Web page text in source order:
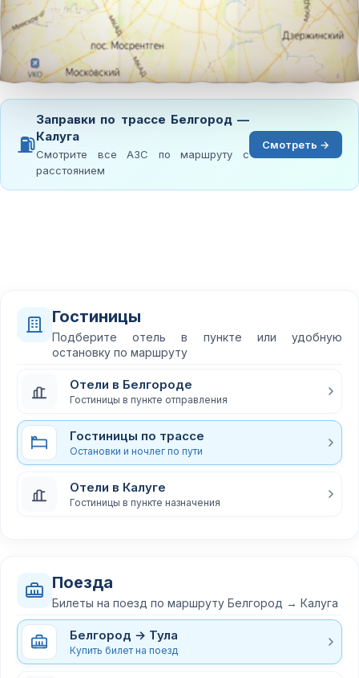
⛽
Заправки по трассе Белгород —
Калуга
Смотрите все АЗС по маршруту с
расстоянием
Смотреть →
Гостиницы
Подберите отель в пункте или удобную
остановку по маршруту
Отели в Белгороде
Гостиницы в пункте отправления
Гостиницы по трассе
Остановки и ночлег по пути
Отели в Калуге
Гостиницы в пункте назначения
Поезда
Билеты на поезд по маршруту Белгород → Калуга
Белгород → Тула
Купить билет на поезд